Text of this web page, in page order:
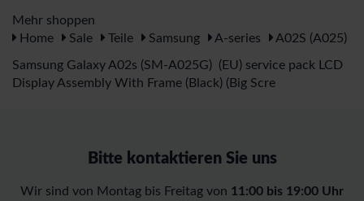
Mehr shoppen
Home
Sale Teile Samsung A-series A02S (A025)
Samsung Galaxy A02s (SM-A025G) (EU) service pack LCD
Display Assembly With Frame (Black) (Big Scre
Bitte kontaktieren Sie uns
Wir sind von Montag bis Freitag von 11:00 bis 19:00 Uhr